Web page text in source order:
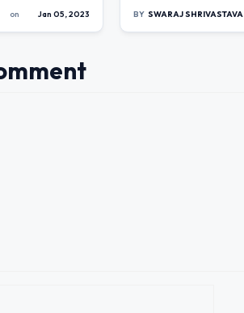
on Jan 05, 2023 BY SWARAJ SHRIVASTAVA